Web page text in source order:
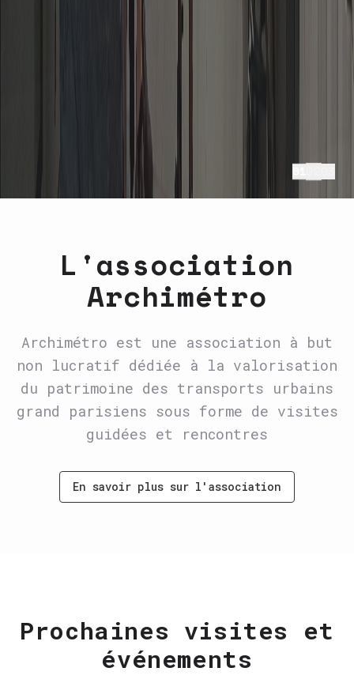
L'association
Archimétro
Archimétro est une association à but
non lucratif dédiée à la valorisation
du patrimoine des transports urbains
grand parisiens sous forme de visites
guidées et rencontres
En savoir plus sur l'association
Prochaines visites et
événements